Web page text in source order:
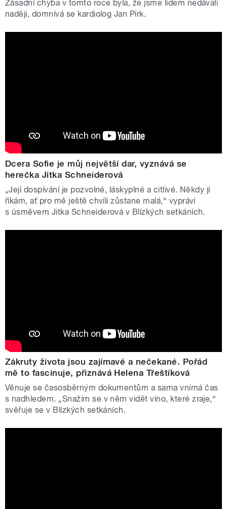
Zásadní chyba v tomto roce byla, že jsme lidem nedávali
naději, domnívá se kardiolog Jan Pirk.
Dcera Sofie je můj největší dar, vyznává se
herečka Jitka Schneiderová
„Její dospívání je pozvolné, láskyplné a citlivé. Někdy jí
říkám, ať pro mě ještě chvíli zůstane malá,“ vypráví
s úsměvem Jitka Schneiderová v Blízkých setkáních.
Zákruty života jsou zajímavé a nečekané. Pořád
mě to fascinuje, přiznává Helena Třeštíková
Věnuje se časosběrným dokumentům a sama vnímá čas
s nadhledem. „Snažím se v něm vidět víno, které zraje,“
svěřuje se v Blízkých setkáních.